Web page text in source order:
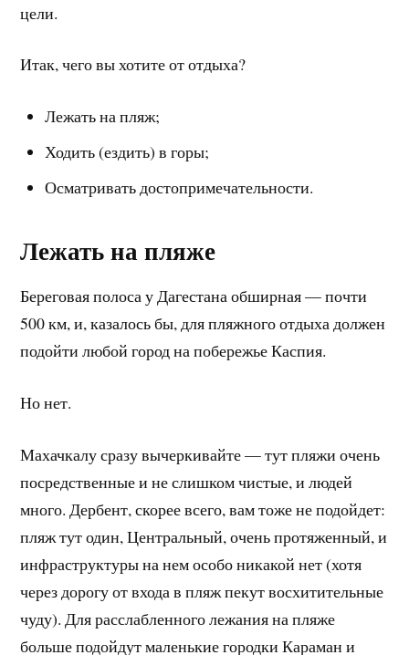
цели.
Итак, чего вы хотите от отдыха?
Лежать на пляж;
Ходить (ездить) в горы;
Осматривать достопримечательности.
Лежать на пляже
Береговая полоса у Дагестана обширная — почти
500 км, и, казалось бы, для пляжного отдыха должен
подойти любой город на побережье Каспия.
Но нет.
Махачкалу сразу вычеркивайте — тут пляжи очень
посредственные и не слишком чистые, и людей
много. Дербент, скорее всего, вам тоже не подойдет:
пляж тут один, Центральный, очень протяженный, и
инфраструктуры на нем особо никакой нет (хотя
через дорогу от входа в пляж пекут восхитительные
чуду). Для расслабленного лежания на пляже
больше подойдут маленькие городки Караман и